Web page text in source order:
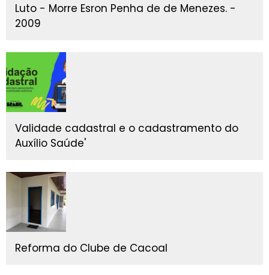
Luto - Morre Esron Penha de de Menezes. -
2009
Validade cadastral e o cadastramento do
Auxílio Saúde'
Reforma do Clube de Cacoal